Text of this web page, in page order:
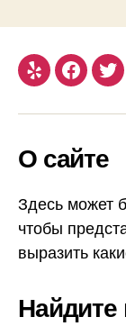
Yelp
О сайте
Здесь может
чтобы
выразить
Найдите